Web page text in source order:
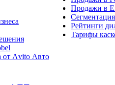
от Аvito Авто
Продажи в
Рейтинги
Тарифы